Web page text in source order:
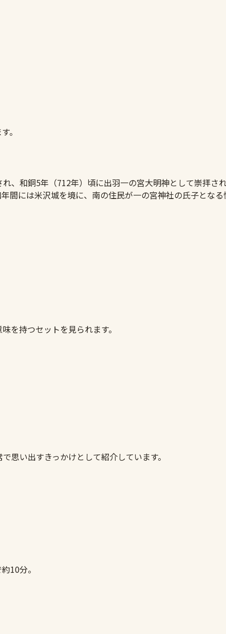
。
、和銅5年（712年）頃に出羽一の宮大明神として崇拝さ
間には米沢城を境に、南の住民が一の宮神社の氏子とな
を持つセットを見られます。
思い出すきっかけとして紹介しています。
10分。